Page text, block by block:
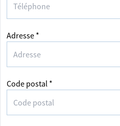
Adresse *
Code postal *